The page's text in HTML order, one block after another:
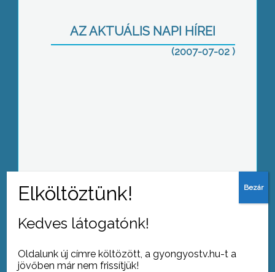
AZ AKTUÁLIS NAPI HÍREI
(2007-07-02 )
folytatják a történelmi emlékek
feltárását az Aba Nemzetség egykori
Kedves látogatónk!
Oldalunk új címre költözött, a gyongyostv.hu-t a
jövőben már nem frissítjük!